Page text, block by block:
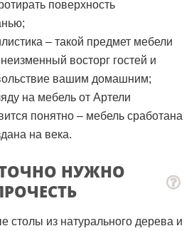
поверхность
– такой предмет мебели
восторг гостей и
вашим домашним;
на мебель от Артели
понятно – мебель сработана
на века.
НУЖНО
столы из натурального дерева и